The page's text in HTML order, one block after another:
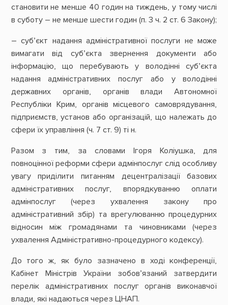
становити не менше 40 годин на тиждень, у тому числі
в суботу – не менше шести годин (п. 3 ч. 2 ст. 6 Закону);
– суб’єкт надання адміністративної послуги не може
вимагати від суб’єкта звернення документи або
інформацію, що перебувають у володінні суб’єкта
надання адміністративних послуг або у володінні
державних органів, органів влади Автономної
Республіки Крим, органів місцевого самоврядування,
підприємств, установ або організацій, що належать до
сфери їх управління (ч. 7 ст. 9) ті н.
Разом з тим, за словами Ігоря Коліушка, для
повноцінної реформи сфери адмінпослуг слід особливу
увагу приділити питанням децентралізації базових
адміністративних послуг, впорядкуванню оплати
адмінпослуг (через ухвалення закону про
адміністративний збір) та врегулюванню процедурних
відносин між громадянами та чиновниками (через
ухвалення Адміністративно-процедурного кодексу).
До того ж, як було зазначено в ході конференції,
Кабінет Міністрів України зобов’язаний затвердити
перелік адміністративних послуг органів виконавчої
влади, які надаються через ЦНАП.